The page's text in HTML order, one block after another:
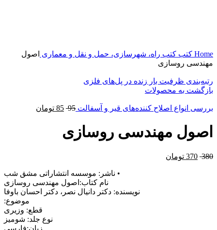
Home کتب کتب راه، شهرسازی، حمل و نقل و معماری اصول
مهندسی روسازی
رتبه‌بندی ظرفیت بار زنده در پل‌‌های فلزی
بازگشت به محصولات
بررسی انواع اصلاح کننده‌های قیر و آسفالت 95
85 تومان
اصول مهندسی روسازی
380
370 تومان
• ناشر: موسسه انتشاراتی مشق شب
نام کتاب:اصول مهندسی روسازی
نويسنده: دکتر دانیال نصر، دکتر احسان باوفا
موضوع:
قطع: وزیری
نوع جلد: شومیز
زبان:فارسی